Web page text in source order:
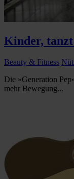
Kinder,
Beauty & Fitness
Die »Generation
mehr Bewegung...